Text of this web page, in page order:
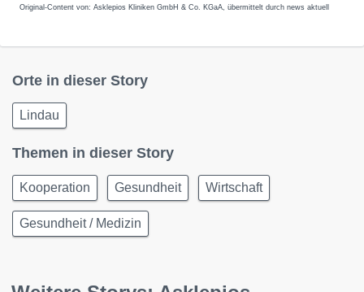
Original-Content von: Asklepios Kliniken GmbH & Co. KGaA, übermittelt durch news aktuell
Orte in dieser Story
Lindau
Themen in dieser Story
Kooperation Gesundheit Wirtschaft
Gesundheit / Medizin